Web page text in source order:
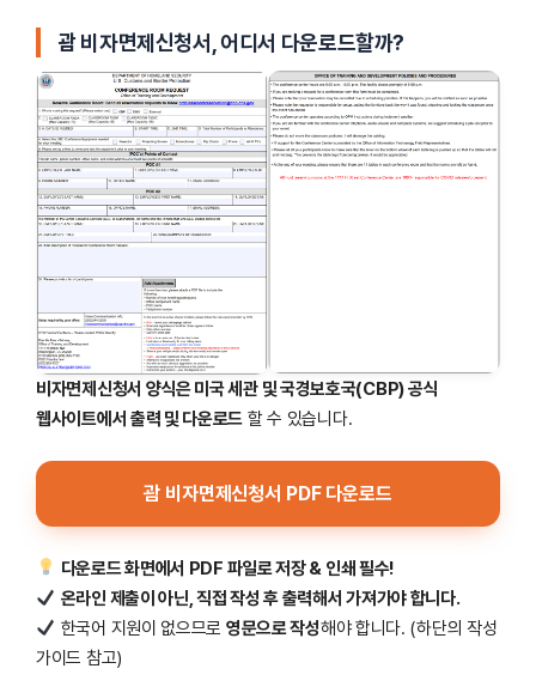
괌비자면제신청서, 어디서 다운로드할까?
비자면제신청서 양식은 미국 세관 및 국경보호국(CBP) 공식
웹사이트에서 출력 및 다운로드 할 수 있습니다.
괌 비자면제신청서 PDF 다운로드
다운로드 화면에서 PDF 파일로 저장 & 인쇄 필수!
온라인 제출이 아닌, 직접 작성 후 출력해서 가져가야 합니다.
한국어 지원이 없으므로 영문으로 작성해야 합니다. (하단의 작성
가이드 참고)